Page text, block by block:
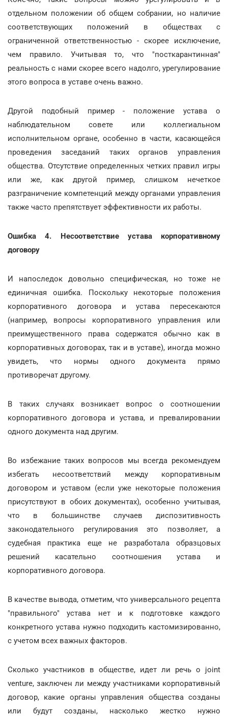
отдельном положении об общем собрании, но наличие
соответствующих положений в обществах с
ограниченной ответственностью - скорее исключение,
чем правило. Учитывая то, что "посткарантинная"
реальность с нами скорее всего надолго, урегулирование
этого вопроса в уставе очень важно.
Другой подобный пример - положение устава о
наблюдательном совете или коллегиальном
исполнительном органе, особенно в части, касающейся
проведения заседаний таких органов управления
общества. Отсутствие определенных четких правил игры
или же, как другой пример, слишком нечеткое
разграничение компетенций между органами управления
также часто препятствует эффективности их работы.
Ошибка 4. Несоответствие устава корпоративному
договору
И напоследок довольно специфическая, но тоже не
единичная ошибка. Поскольку некоторые положения
корпоративного договора и устава пересекаются
(например, вопросы корпоративного управления или
преимущественного права содержатся обычно как в
корпоративных договорах, так и в уставе), иногда можно
увидеть, что нормы одного документа прямо
противоречат другому.
В таких случаях возникает вопрос о соотношении
корпоративного договора и устава, и превалировании
одного документа над другим.
Во избежание таких вопросов мы всегда рекомендуем
избегать несоответствий между корпоративным
договором и уставом (если уже некоторые положения
присутствуют в обоих документах), особенно учитывая,
что в большинстве случаев диспозитивность
законодательного регулирования это позволяет, а
судебная практика еще не разработала образцовых
решений касательно соотношения устава и
корпоративного договора.
В качестве вывода, отметим, что универсального рецепта
"правильного" устава нет и к подготовке каждого
конкретного устава нужно подходить кастомизированно,
с учетом всех важных факторов.
Сколько участников в обществе, идет ли речь о joint
venture, заключен ли между участниками корпоративный
договор, какие органы управления общества созданы
или будут созданы, насколько жестко нужно